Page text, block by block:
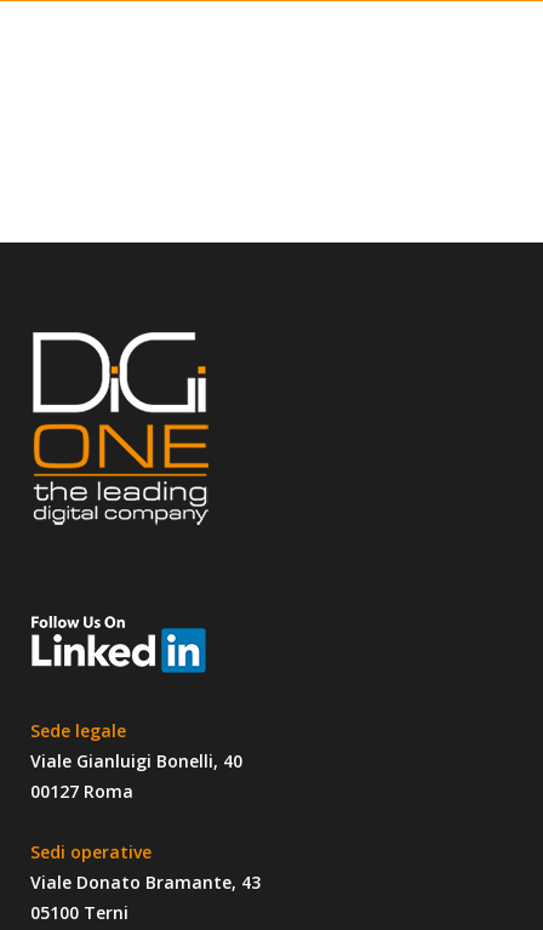
Sede legale
Viale Gianluigi Bonelli, 40
00127 Roma
Sedi operative
Viale Donato Bramante, 43
05100 Terni